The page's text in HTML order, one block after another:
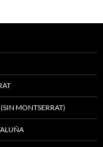
MONTSERRAT)